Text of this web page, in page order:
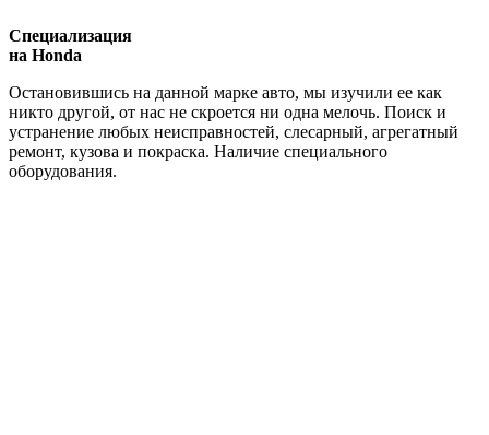
Специализация
на Honda
Остановившись на данной марке авто, мы изучили ее как
никто другой, от нас не скроется ни одна мелочь. Поиск и
устранение любых неисправностей, слесарный, агрегатный
ремонт, кузова и покраска. Наличие специального
оборудования.